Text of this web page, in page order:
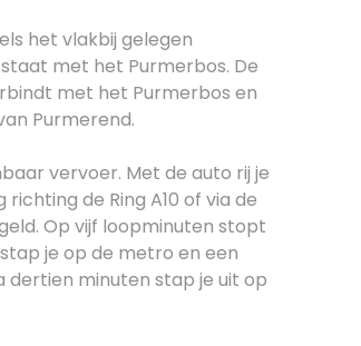
het vlakbij gelegen
met het Purmerbos. De
met het Purmerbos en
Purmerend.
vervoer. Met de auto rij je
de Ring A10 of via de
Op vijf loopminuten stopt
je op de metro en een
dertien minuten stap je uit op